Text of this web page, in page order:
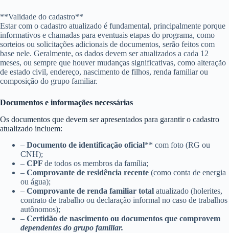
**Validade do cadastro**
Estar com o cadastro atualizado é fundamental, principalmente porque
informativos e chamadas para eventuais etapas do programa, como
sorteios ou solicitações adicionais de documentos, serão feitos com
base nele. Geralmente, os dados devem ser atualizados a cada 12
meses, ou sempre que houver mudanças significativas, como alteração
de estado civil, endereço, nascimento de filhos, renda familiar ou
composição do grupo familiar.
Documentos e informações necessárias
Os documentos que devem ser apresentados para garantir o cadastro
atualizado incluem:
– Documento de identificação oficial** com foto (RG ou
CNH);
– CPF de todos os membros da família;
– Comprovante de residência recente (como conta de energia
ou água);
– Comprovante de renda familiar total atualizado (holerites,
contrato de trabalho ou declaração informal no caso de trabalhos
autônomos);
– Certidão de nascimento ou documentos que comprovem
dependentes do grupo familiar.